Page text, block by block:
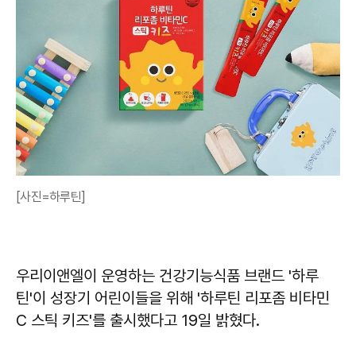
[사진=하루틴]
우리이앤엘이 운영하는 건강기능식품 브랜드 '하루
틴'이 성장기 어린이들을 위해 '하루틴 리포좀 비타민
C 스틱 키즈'를 출시했다고 19일 밝혔다.